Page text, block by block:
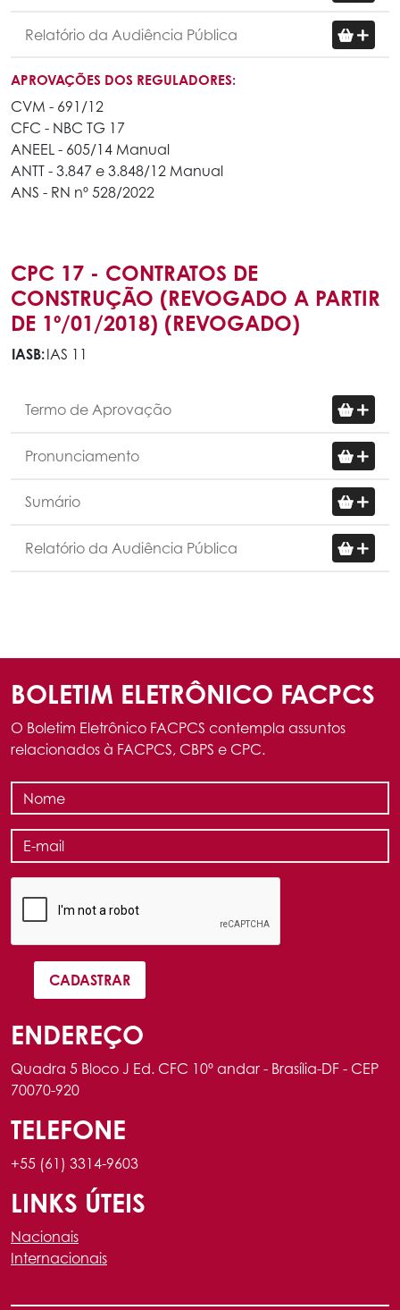
Relatório da Audiência Pública
APROVAÇÕES DOS REGULADORES:
CVM - 691/12
CFC - NBC TG 17
ANEEL - 605/14 Manual
ANTT - 3.847 e 3.848/12 Manual
ANS - RN nº 528/2022
CPC 17 - CONTRATOS DE
CONSTRUÇÃO (REVOGADO A PARTIR
DE 1º/01/2018) (REVOGADO)
IASB:IAS 11
Termo de Aprovação
Pronunciamento
Sumário
Relatório da Audiência Pública
BOLETIM ELETRÔNICO FACPCS
O Boletim Eletrônico FACPCS contempla assuntos
relacionados à FACPCS, CBPS e CPC.
ENDEREÇO
Quadra 5 Bloco J Ed. CFC 10º andar - Brasília-DF - CEP
70070-920
TELEFONE
+55 (61) 3314-9603
LINKS ÚTEIS
Nacionais
Internacionais